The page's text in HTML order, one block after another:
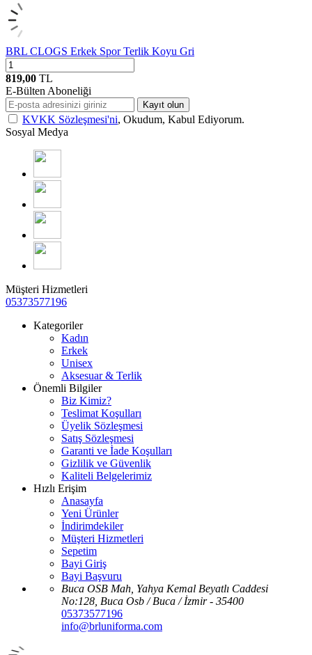
BRL CLOGS Erkek Spor Terlik Koyu Gri
819,00 TL
E-Bülten Aboneliği
Kayıt olun
KVKK Sözleşmesi'ni, Okudum, Kabul Ediyorum.
Sosyal Medya
Müşteri Hizmetleri
05373577196
Kategoriler
Kadın
Erkek
Unisex
Aksesuar & Terlik
Önemli Bilgiler
Biz Kimiz?
Teslimat Koşulları
Üyelik Sözleşmesi
Satış Sözleşmesi
Garanti ve İade Koşulları
Gizlilik ve Güvenlik
Kaliteli Belgelerimiz
Hızlı Erişim
Anasayfa
Yeni Ürünler
İndirimdekiler
Müşteri Hizmetleri
Sepetim
Bayi Giriş
Bayi Başvuru
Buca OSB Mah, Yahya Kemal Beyatlı Caddesi
No:128, Buca Osb / Buca / İzmir - 35400
05373577196
info@brluniforma.com